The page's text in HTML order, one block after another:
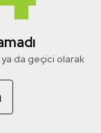
ya da geçici olarak